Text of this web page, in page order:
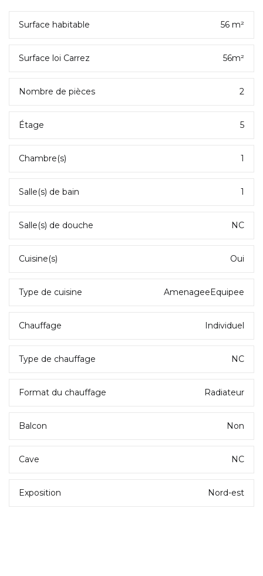
Surface habitable 56 m²
Surface loi Carrez 56m²
Nombre de pièces 2
Étage 5
Chambre(s) 1
Salle(s) de bain 1
Salle(s) de douche NC
Cuisine(s) Oui
Type de cuisine AmenageeEquipee
Chauffage Individuel
Type de chauffage NC
Format du chauffage Radiateur
Balcon Non
Cave NC
Exposition Nord-est